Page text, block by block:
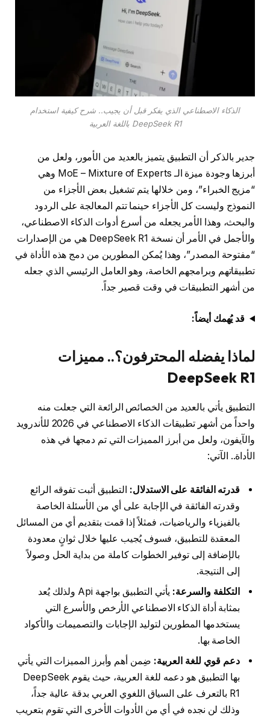
الذكاء الاصطناعي الذي يفكر قبل أن يجيب.. شرح كيفية استخدام
DeepSeek R1 باللغة العربية
جدير بالذكر أن التطبيق يتميز بالعديد من الأمور، ولعل من
أبرزها وجودة ميزة الـ MoE – Mixture of Experts وهي
“مزيج الخبراء”، ومن خلالها يتم تشغيل بعض الأجزاء من
النموذج وليست كل الأجزاء حينما تتم المعالجة على الردود
والبحث، وهذا الأمر يجعله من أسرع أدوات الذكاء الاصطناعي،
والأجمل في الأمر أن نسخة DeepSeek R1 هي من الإصدارات
“مفتوحة المصدر”، وهذا يُمكن المطورين من دمج هذه الأداة في
تطبيقاتهم وبرامجهم الخاصة، وهو العامل الرئيسي الذي جعله
من أشهر التطبيقات في وقت قصير جداً.
قد يُهمك أيضاً:
لماذا يفضله المحترفون؟.. مميزات
DeepSeek R1
التطبيق يأتي بالعديد من الخصائص الرائعة التي جعلت منه
واحداً من أشهر تطبيقات الذكاء الاصطناعي في 2026 للأندرويد
والآيفون، ولعل من أبرز المميزات التي تم دمجها في هذه
الأداة.. الآتي:
قدرته الفائقة على الاستدلال: التطبيق أثبت تفوقه الرائع
وقدرته الفائقة في الإجابة على أي من الأسئلة الخاصة
بالفيزياء والرياضيات، فمثلاً إذا قمت بتقديم أي من المسائل
المعقدة للتطبيق، فسوف يُجيب عليها خلال ثوانٍ معدودة
بالإضافة إلى توفير الخطوات كاملة من بداية الحل وصولاً
إلى النتيجة.
التكلفة والسرعة:
يأتي التطبيق بواجهة Api ولذلك يُعد
بمثابة أداة الذكاء الاصطناعي الأرخص والأسرع التي
يستخدمها المطورين لتوليد الإجابات والتصميمات والأكواد
الخاصة بها.
دعم قوي للغة العربية: ضِمن أهم وأبرز المميزات التي يأتي
بها التطبيق هو دعمه للغة العربية، حيث يقوم DeepSeek
R1 بالتعرف على السياق اللغوي العربي بدقة عالية جداً،
وذلك لن نجده في أي من الأدوات الأخرى التي تقوم بتعريب